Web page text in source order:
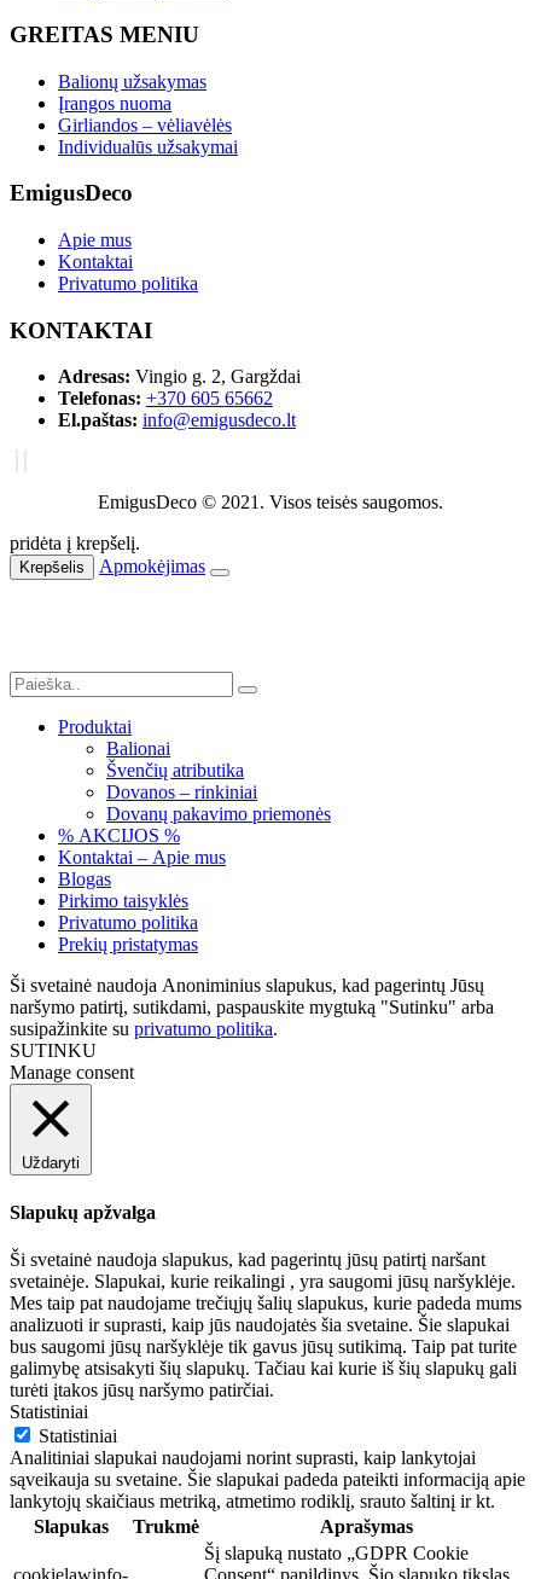
GREITAS MENIU
Balionų užsakymas
Įrangos nuoma
Girliandos – vėliavėlės
Individualūs užsakymai
EmigusDeco
Apie mus
Kontaktai
Privatumo politika
KONTAKTAI
Adresas: Vingio g. 2, Gargždai
Telefonas: +370 605 65662
El.paštas: info@emigusdeco.lt
EmigusDeco © 2021. Visos teisės saugomos.
pridėta į krepšelį.
Krepšelis Apmokėjimas
Produktai
Balionai
Švenčių atributika
Dovanos – rinkiniai
Dovanų pakavimo priemonės
% AKCIJOS %
Kontaktai – Apie mus
Blogas
Pirkimo taisyklės
Privatumo politika
Prekių pristatymas
Ši svetainė naudoja Anoniminius slapukus, kad pagerintų Jūsų
naršymo patirtį, sutikdami, paspauskite mygtuką "Sutinku" arba
susipažinkite su privatumo politika.
SUTINKU
Manage consent
Uždaryti
Slapukų apžvalga
Ši svetainė naudoja slapukus, kad pagerintų jūsų patirtį naršant
svetainėje. Slapukai, kurie reikalingi , yra saugomi jūsų naršyklėje.
Mes taip pat naudojame trečiųjų šalių slapukus, kurie padeda mums
analizuoti ir suprasti, kaip jūs naudojatės šia svetaine. Šie slapukai
bus saugomi jūsų naršyklėje tik gavus jūsų sutikimą. Taip pat turite
galimybę atsisakyti šių slapukų. Tačiau kai kurie iš šių slapukų gali
turėti įtakos jūsų naršymo patirčiai.
Statistiniai
Statistiniai
Analitiniai slapukai naudojami norint suprasti, kaip lankytojai
sąveikauja su svetaine. Šie slapukai padeda pateikti informaciją apie
lankytojų skaičiaus metriką, atmetimo rodiklį, srauto šaltinį ir kt.
Slapukas
Trukmė Aprašymas
cookielawinfo-
Šį slapuką nustato „GDPR Cookie
Consent“ papildinys. Šio slapuko tikslas